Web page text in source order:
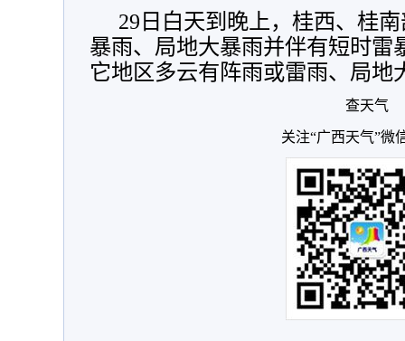
29日白天到晚上，桂西、桂
暴雨、局地大暴雨并伴有短时雷
它地区多云有阵雨或雷雨、局地
查天气
关注“广西天气”微